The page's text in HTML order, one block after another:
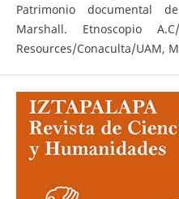
Patrimonio documental
Marshall. Etnoscopio
Resources/Conaculta/UAM,